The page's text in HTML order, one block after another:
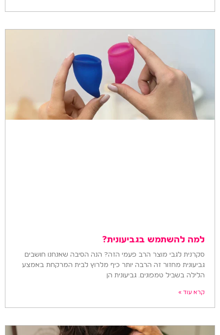
למה להשתמש בגביעונית?
סקרנית לגבי מוצר הרב פעמי הזה? הנה הסיבה שאנחנו חושבים
גביעונית מחזור זה הרבה יותר כיף מלרוץ לבית המרקחת באמצע
הלילה בשביל טמפונים. גביעונית הן
קרא עוד »